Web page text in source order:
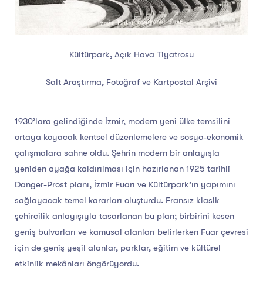
Kültürpark, Açık Hava Tiyatrosu
Salt Araştırma, Fotoğraf ve Kartpostal Arşivi
1930’lara gelindiğinde İzmir, modern yeni ülke temsilini
ortaya koyacak kentsel düzenlemelere ve sosyo-ekonomik
çalışmalara sahne oldu. Şehrin modern bir anlayışla
yeniden ayağa kaldırılması için hazırlanan 1925 tarihli
Danger-Prost planı, İzmir Fuarı ve Kültürpark’ın yapımını
sağlayacak temel kararları oluşturdu. Fransız klasik
şehircilik anlayışıyla tasarlanan bu plan; birbirini kesen
geniş bulvarları ve kamusal alanları belirlerken Fuar çevresi
için de geniş yeşil alanlar, parklar, eğitim ve kültürel
etkinlik mekânları öngörüyordu.